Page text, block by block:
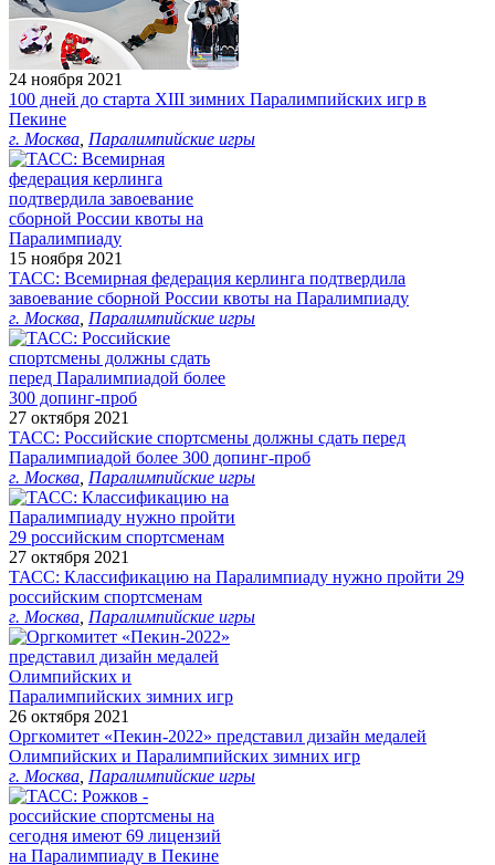
24 ноября 2021
100 дней до старта XIII зимних Паралимпийских игр в
Пекине
г. Москва Паралимпийские игры
15 ноября 2021
ТАСС: Всемирная федерация керлинга подтвердила
завоевание сборной России квоты на Паралимпиаду
г. Москва Паралимпийские игры
27 октября 2021
ТАСС: Российские спортсмены должны сдать перед
Паралимпиадой более 300 допинг-проб
г. Москва Паралимпийские игры
27 октября 2021
ТАСС: Классификацию на Паралимпиаду нужно пройти 29
российским спортсменам
г. Москва Паралимпийские игры
26 октября 2021
Оргкомитет «Пекин-2022» представил дизайн медалей
Олимпийских и Паралимпийских зимних игр
г. Москва Паралимпийские игры